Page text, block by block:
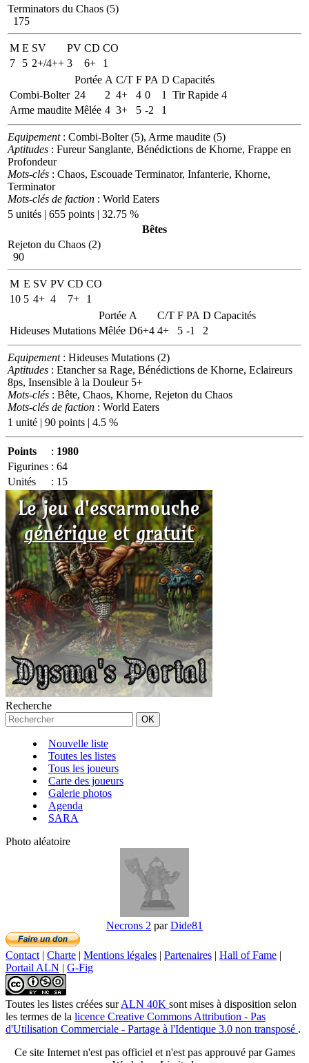
Terminators du Chaos (5)
175
M E SV PV CD CO
7
5 2+/4++ 3 6+
1
Portée A C/T F PA D Capacités
Combi-Bolter 24 2 4+ 4 0 1
Tir Rapide 4
Arme maudite Mêlée 4 3+ 5 -2 1
Equipement: Combi-Bolter (5), Arme maudite (5)
Aptitudes : Fureur Sanglante, Bénédictions de Khorne, Frappe en
Profondeur
Mots-clés : Chaos, Escouade Terminator, Infanterie, Khorne,
Terminator
Mots-clés de faction : World Eaters
5 unités | 655 points | 32.75 %
Bêtes
Rejeton du Chaos (2)
90
M E SV PV CD CO
10 5 4+ 4 7+
1
Portée A C/T F PA D Capacités
Hideuses Mutations Mêlée D6+4 4+ 5 -1 2
Equipement: Hideuses Mutations (2)
Aptitudes : Etancher sa Rage, Bénédictions de Khorne, Eclaireurs
8ps, Insensible à la Douleur 5+
Mots-clés : Bête, Chaos, Khorne, Rejeton du Chaos
Mots-clés de faction : World Eaters
1 unité | 90 points | 4.5 %
Points : 1980
Figurines : 64
Unités
: 15
Recherche
Nouvelle liste
Toutes les listes
Tous les joueurs
Carte des joueurs
Galerie photos
Agenda
SARA
Photo aléatoire
Necrons 2 parDide81
Contact | Charte | Mentions légales | Partenaires | Hall of Fame |
Portail ALN | G-Fig
Toutes les listes créées surALN 40K sont mises à disposition selon
les termes de la licence Creative Commons Attribution - Pas
d'Utilisation Commerciale - Partage à l'Identique 3.0 non transposé .
Ce site Internet n'est pas officiel et n'est pas approuvé par Games